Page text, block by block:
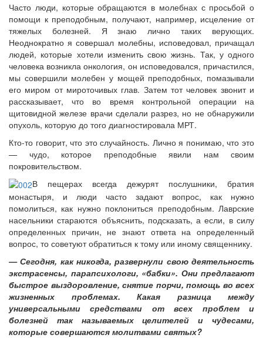
Часто люди, которые обращаются в молебнах с просьбой о
помощи к преподобным, получают, например, исцеление от
тяжелых болезней. Я знаю лично таких верующих.
Неоднократно я совершал молебны, исповедовал, причащал
людей, которые хотели изменить свою жизнь. Так, у одного
человека возникла онкология, он исповедовался, причастился,
мы совершили молебен у мощей преподобных, помазывали
его миром от мироточивых глав. Затем тот человек звонит и
рассказывает, что во время контрольной операции на
щитовидной железе врачи сделали разрез, но не обнаружили
опухоль, которую до того диагностировала МРТ.
Кто-то говорит, что это случайность. Лично я понимаю, что это
— чудо, которое преподобные явили нам своим
покровительством.
В пещерах всегда дежурят послушники, братия
монастыря, и люди часто задают вопрос, как нужно
помолиться, как нужно поклониться преподобным. Лаврские
насельники стараются объяснить, подсказать, а если, в силу
определенных причин, не знают ответа на определенный
вопрос, то советуют обратиться к тому или иному священнику.
— Сегодня, как никогда, развернули свою деятельность
экстрасенсы, парапсихологи, «бабки». Они предлагают
быстрое выздоровление, снятие порчи, помощь во всех
жизненных проблемах. Какая разница между
универсальными средствами от всех проблем и
болезней так называемых целителей и чудесами,
которые совершаются молитвами святых?